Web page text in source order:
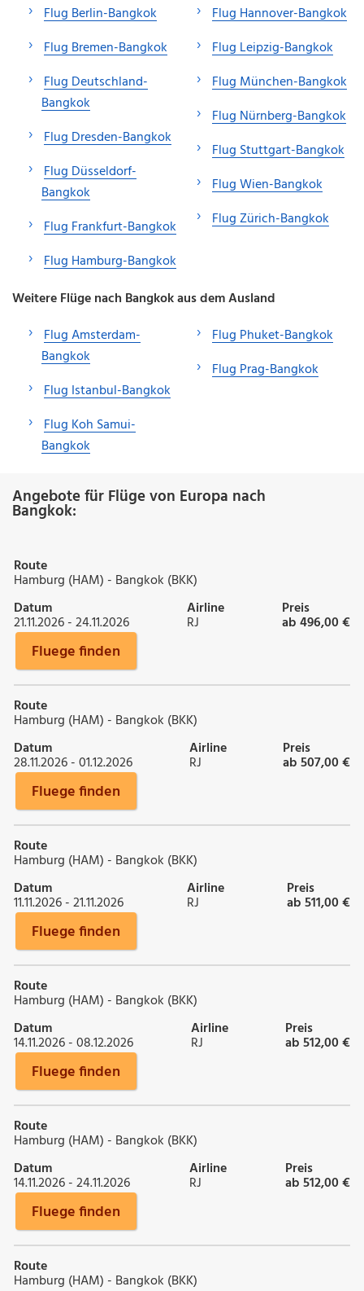
Flug Berlin-Bangkok
Flug Bremen-Bangkok
Flug Deutschland-
Bangkok
Flug Dresden-Bangkok
Flug Düsseldorf-
Bangkok
Flug Frankfurt-Bangkok
Flug Hamburg-Bangkok
Flug Hannover-Bangkok
Flug Leipzig-Bangkok
Flug München-Bangkok
Flug Nürnberg-Bangkok
Flug Stuttgart-Bangkok
Flug Wien-Bangkok
Flug Zürich-Bangkok
Weitere Flüge nach Bangkok aus dem Ausland
Flug Amsterdam-
Bangkok
Flug Istanbul-Bangkok
Flug Koh Samui-
Bangkok
Flug Phuket-Bangkok
Flug Prag-Bangkok
Angebote für Flüge von Europa nach
Bangkok:
Route
Hamburg (HAM) - Bangkok (BKK)
Datum
21.11.2026 - 24.11.2026
Airline
RJ
Preis
ab 496,00 €
Fluege finden
Route
Hamburg (HAM) - Bangkok (BKK)
Datum
28.11.2026 - 01.12.2026
Airline
RJ
Preis
ab 507,00 €
Fluege finden
Route
Hamburg (HAM) - Bangkok (BKK)
Datum
11.11.2026 - 21.11.2026
Airline
RJ
Preis
ab 511,00 €
Fluege finden
Route
Hamburg (HAM) - Bangkok (BKK)
Datum
14.11.2026 - 08.12.2026
Airline
RJ
Preis
ab 512,00 €
Fluege finden
Route
Hamburg (HAM) - Bangkok (BKK)
Datum
14.11.2026 - 24.11.2026
Airline
RJ
Preis
ab 512,00 €
Fluege finden
Route
Hamburg (HAM) - Bangkok (BKK)